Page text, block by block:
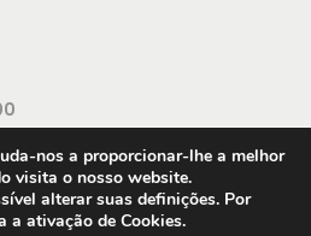
nos a proporcionar-lhe a melhor
visita o nosso website.
alterar suas definições. Por
a ativação de Cookies.